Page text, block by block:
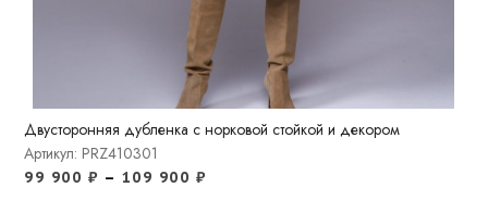
Двусторонняя дубленка с норковой стойкой и декором
Артикул: PRZ410301
99 900 ₽ – 109 900 ₽